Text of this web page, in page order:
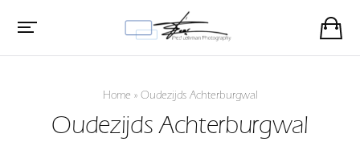
Home » Oudezijds Achterburgwal
Oudezijds Achterburgwal